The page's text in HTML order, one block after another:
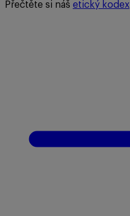
Přečtěte si náš etický kodex